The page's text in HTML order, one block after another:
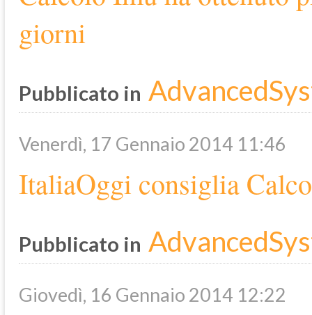
giorni
Pubblicato in
Venerdì, 17 Gennaio 2014 11:46
ItaliaOggi consiglia
Pubblicato in
Giovedì, 16 Gennaio 2014 12:22